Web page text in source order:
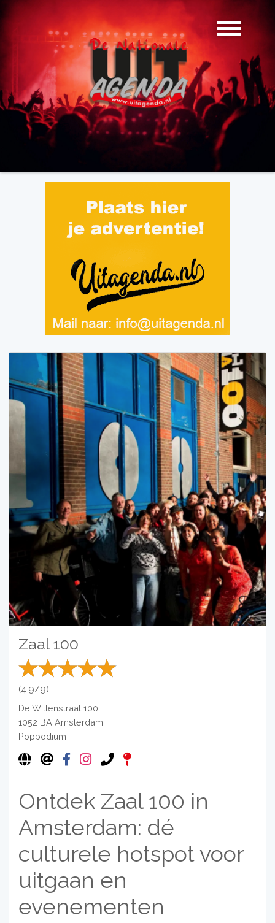
Zaal 100
(4.9/9)
De Wittenstraat 100
1052 BA Amsterdam
Poppodium
Ontdek Zaal 100 in
Amsterdam: dé
culturele hotspot voor
uitgaan en
evenementen